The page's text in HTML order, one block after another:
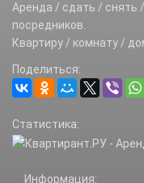
Аренда / сдать / снять
посредников.
Квартиру / комнату /
Поделиться:
Статистика:
Информация: